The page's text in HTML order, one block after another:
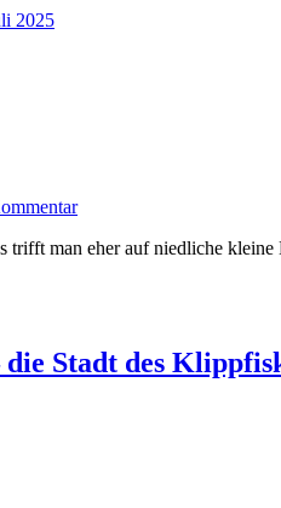
2025
trifft man eher auf niedliche
Stadt des